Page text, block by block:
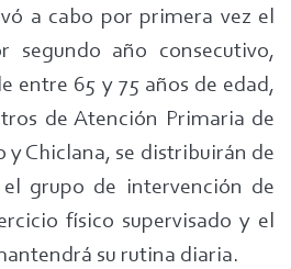
a cabo por primera vez el
segundo año consecutivo,
entre 65 y 75 años de edad,
de Atención Primaria de
y Chiclana, se distribuirán de
grupo de intervención de
físico supervisado y el
su rutina diaria.